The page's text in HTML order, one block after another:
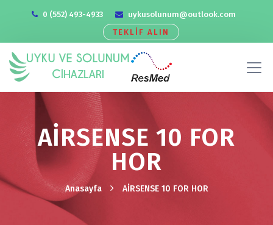
0 (552) 493-4933
uykusolunum@outlook.com
TEKLİF ALIN
AİRSENSE 10 FOR
HOR
Anasayfa AİRSENSE 10 FOR HOR